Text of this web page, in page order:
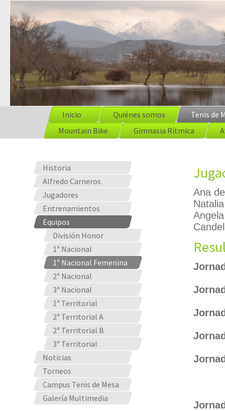
Inicio Quiénes somos
Tenis de
Mountain Bike
Gimnasia Rítmica
Historia
Alfredo Carneros
Jugadores
Entrenamientos
Equipos
División Honor
1ª Nacional
1ª Nacional Femenina
2ª Nacional
3ª Nacional
1ª Territorial
2ª Territorial A
2ª Territorial B
3ª Territorial
Noticias
Torneos
Campus Tenis de Mesa
Galería Multimedia
Ana